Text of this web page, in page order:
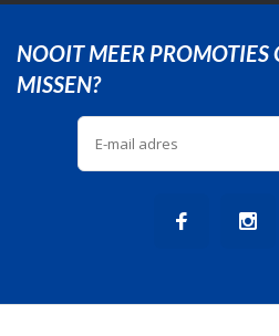
NOOIT MEER PROMOTIES
MISSEN?